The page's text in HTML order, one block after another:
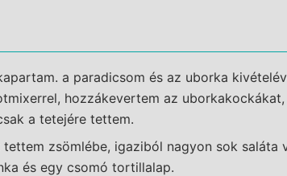
a paradicsom és az uborka
hozzákevertem az
a tetejére tettem.
zsömlébe, igaziból nagyon sok saláta
és egy csomó tortillalap.